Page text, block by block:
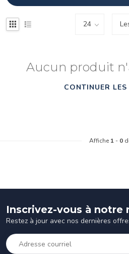
Aucun produit
CONTINUER
Affiche 1 - 0
Inscrivez-vous à notre
Restez à jour avec nos dernières